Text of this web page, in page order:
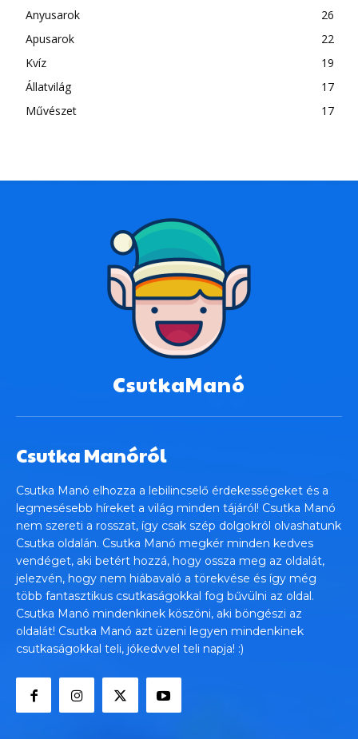
Anyusarok
26
Apusarok
22
Kvíz
19
Állatvilág
17
Művészet
17
CsutkaManó
Csutka Manóról
Csutka Manó elhozza a lebilincselő érdekességeket és a
legmesésebb híreket a világ minden tájáról! Csutka Manó
nem szereti a rosszat, így csak szép dolgokról olvashatunk
Csutka oldalán. Csutka Manó megkér minden kedves
vendéget, aki betért hozzá, hogy ossza meg az oldalát,
jelezvén, hogy nem hiábavaló a törekvése és így még
több fantasztikus csutkaságokkal fog bűvülni az oldal.
Csutka Manó mindenkinek köszöni, aki böngészi az
oldalát! Csutka Manó azt üzeni legyen mindenkinek
csutkaságokkal teli, jókedvvel teli napja! :)